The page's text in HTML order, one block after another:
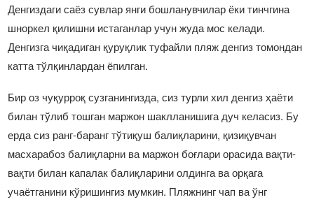
Денгиздаги саёз сувлар янги бошланувчилар ёки тинчгина
шноркел қилишни истаганлар учун жуда мос келади.
Денгизга чиқадиган қуруқлик туфайли пляж денгиз томондан
катта тўлқинлардан ёпилган.
Бир оз чуқурроқ сузганингизда, сиз турли хил денгиз ҳаёти
билан тўлиб тошган маржон шаклланишига дуч келасиз. Бу
ерда сиз ранг-баранг тўтиқуш балиқларини, қизиқувчан
масхарабоз балиқларни ва маржон боғлари орасида вақти-
вақти билан капалак балиқларини олдинга ва орқага
учаётганини кўришингиз мумкин. Пляжнинг чап ва ўнг